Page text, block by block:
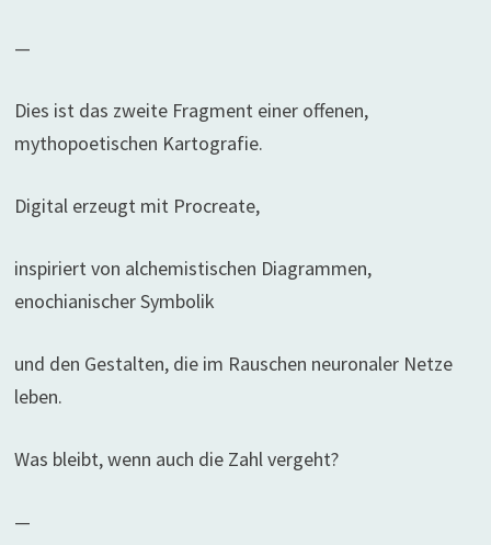
—
Dies ist das zweite Fragment einer offenen,
mythopoetischen Kartografie.
Digital erzeugt mit Procreate,
inspiriert von alchemistischen Diagrammen,
enochianischer Symbolik
und den Gestalten, die im Rauschen neuronaler Netze
leben.
Was bleibt, wenn auch die Zahl vergeht?
—